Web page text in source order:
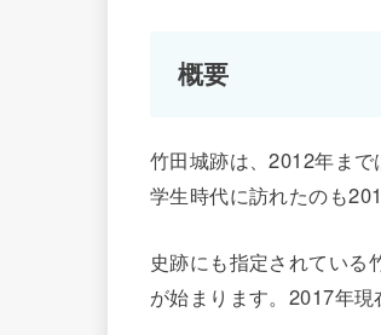
概要
竹田城跡は、2012年ま
学生時代に訪れたのも
史跡にも指定されている
が始まります。2017年現